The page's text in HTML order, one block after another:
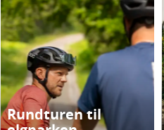
Rundturen til